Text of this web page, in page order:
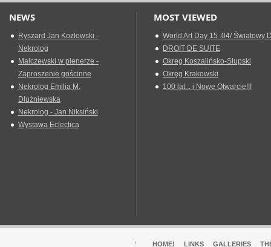
NEWS
Ryszard Jan Kozłowski -
Nekrolog
Malczewski w plenerze -
Zaproszenie gościnne
Nekrolog Emilia M.
Dłużniewska
Nekrolog - Jan Niksiński
Wystawa Eclectica
MOST VIEWED
World Art Day 15 .04/ Światowy
DROIT DE SUITE
Okreg Koszalińsko-Słupski
Okręg Krakowski
100 lat... i Nowe Otwarcie!!!
HOME! LINKS GALLERIES